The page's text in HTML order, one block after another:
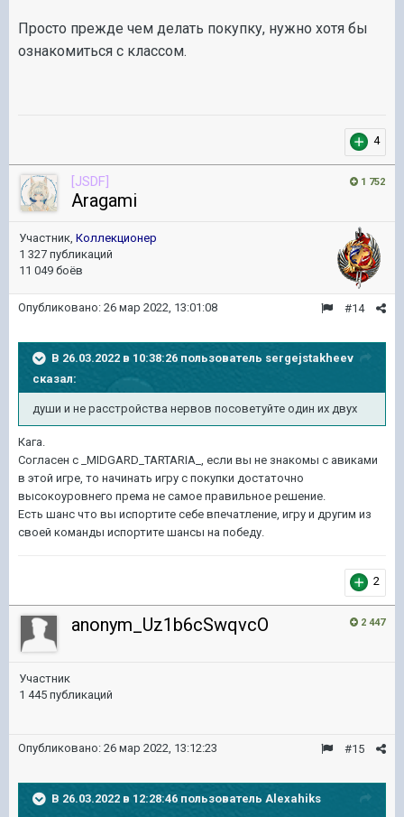
Просто прежде чем делать покупку, нужно хотя бы
ознакомиться с классом.
4
1 752
[JSDF]
Aragami
Участник, Коллекционер
1 327 публикаций
11 049 боёв
#14
Опубликовано: 26 мар 2022, 13:01:08
В 26.03.2022 в 10:38:26 пользователь sergejstakheev
сказал:
души и не расстройства нервов посоветуйте один их двух
Кага.
Согласен с _MIDGARD_TARTARIA_, если вы не знакомы с авиками
в этой игре, то начинать игру с покупки достаточно
высокоуровнего према не самое правильное решение.
Есть шанс что вы испортите себе впечатление, игру и другим из
своей команды испортите шансы на победу.
2
2 447
anonym_Uz1b6cSwqvcO
Участник
1 445 публикаций
#15
Опубликовано: 26 мар 2022, 13:12:23
В 26.03.2022 в 12:28:46 пользователь Alexahiks